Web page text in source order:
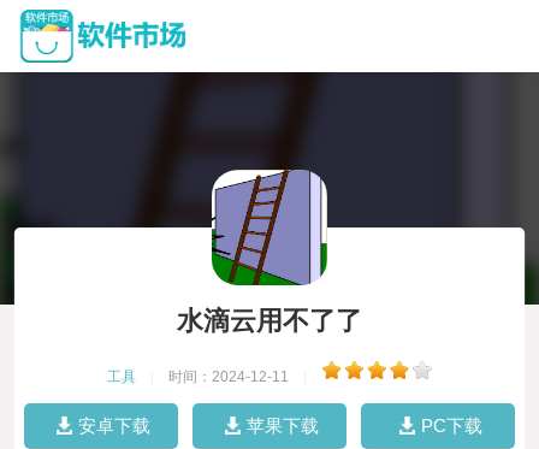
水滴云用不了了
工具 时间：2024-12-11
安卓下载 苹果下载 PC下载